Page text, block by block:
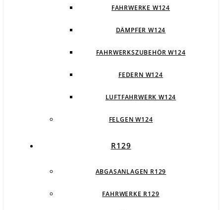
FAHRWERKE W124
DÄMPFER W124
FAHRWERKSZUBEHÖR W124
FEDERN W124
LUFTFAHRWERK W124
FELGEN W124
R129
ABGASANLAGEN R129
FAHRWERKE R129